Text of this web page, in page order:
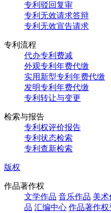
专利驳回复审
专利无效请求答辩
专利无效宣告请求
专利流程
代办专利费减
外观专利年费代缴
实用新型专利年费代缴
发明专利年费代缴
专利转让与变更
检索与报告
专利权评价报告
专利状态检索
专利查新检索
版权
作品著作权
文学作品 音乐作品 美术
品 汇编中心 作品著作权